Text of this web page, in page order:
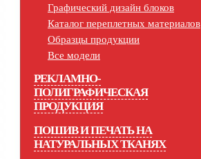
Графический дизайн блоков
Каталог переплетных материалов
Образцы продукции
Все модели
РЕКЛАМНО-
ПОЛИГРАФИЧЕСКАЯ
ПРОДУКЦИЯ
ПОШИВ И ПЕЧАТЬ НА
НАТУРАЛЬНЫХ ТКАНЯХ